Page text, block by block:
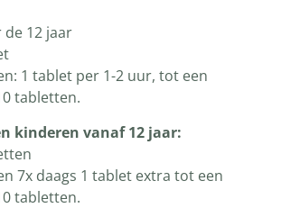
12 jaar
1 tablet per 1-2 uur, tot een
tabletten.
kinderen vanaf 12 jaar:
7x daags 1 tablet extra tot een
tabletten.